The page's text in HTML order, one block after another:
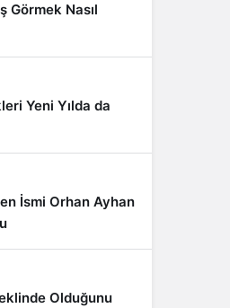
Görmek Nasıl
Yeni Yılda da
İsmi Orhan Ayhan
Olduğunu